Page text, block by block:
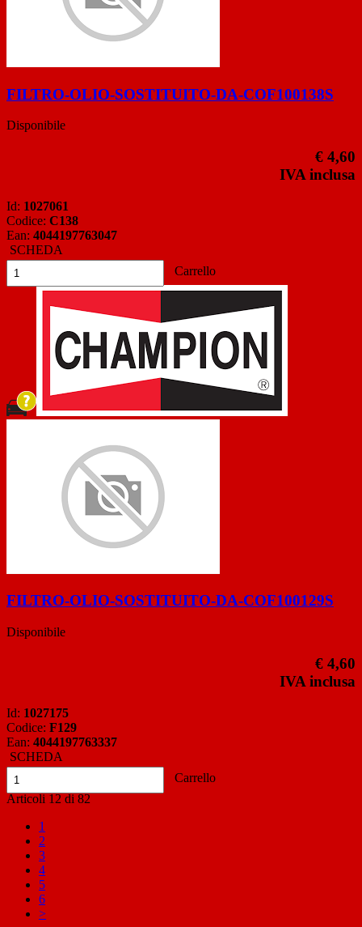
FILTRO-OLIO-SOSTITUITO-DA-COF100138S
Disponibile
€ 4,60
IVA inclusa
Id: 1027061
Codice: C138
Ean: 4044197763047
SCHEDA
Carrello
FILTRO-OLIO-SOSTITUITO-DA-COF100129S
Disponibile
€ 4,60
IVA inclusa
Id: 1027175
Codice: F129
Ean: 4044197763337
SCHEDA
Carrello
Articoli 12 di 82
1
2
3
4
5
6
>